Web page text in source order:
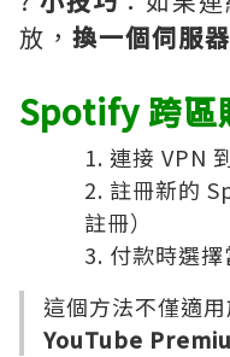
放， 換一個伺服器
Spotify 跨區
連接 VPN
註冊新的
註冊）
付款時選
這個方法不僅適
YouTube